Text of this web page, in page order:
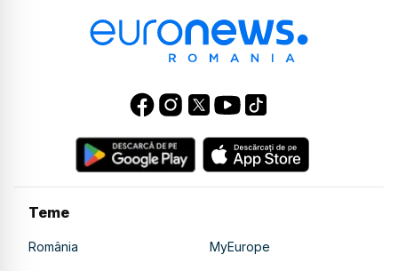
Teme
România
MyEurope